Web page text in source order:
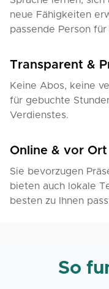
neue Fähigkeiten
passende Person für
Transparent &
Keine Abos, keine
für gebuchte
Verdienstes.
Online & vor Ort
Sie bevorzugen
bieten auch lokale
besten zu Ihnen
So